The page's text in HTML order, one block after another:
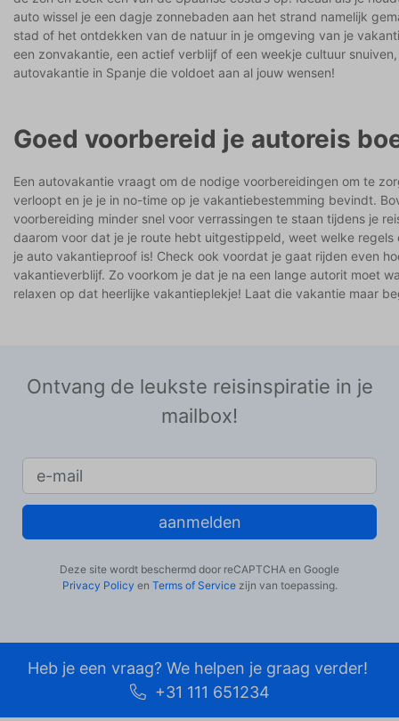
auto wissel je een dagje zonnebaden aan het strand namelijk
stad of het ontdekken van de natuur in je omgeving van je
een zonvakantie, een actief verblijf of een weekje cultuur
autovakantie in Spanje die voldoet aan al jouw wensen!
Goed voorbereid je autoreis
Een autovakantie vraagt om de nodige voorbereidingen om te
verloopt en je je in no-time op je vakantiebestemming bevindt.
voorbereiding minder snel voor verrassingen te staan tijdens je
daarom voor dat je je route hebt uitgestippeld, weet welke
je auto vakantieproof is! Check ook voordat je gaat rijden even
vakantieverblijf. Zo voorkom je dat je na een lange autorit moet
relaxen op dat heerlijke vakantieplekje! Laat die vakantie maar
Ontvang de leukste reisinspiratie in je
mailbox!
aanmelden
Deze site wordt beschermd door reCAPTCHA en Google
Privacy Policy en Terms of Servicezijn van toepassing.
Heb je een vraag? We helpen je graag verder!
+31 111 651234